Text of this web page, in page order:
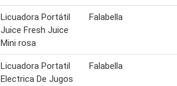
Licuadora Portátil
Juice Fresh Juice
Mini rosa
Falabella
Licuadora Portatil
Electrica De Jugos
Falabella